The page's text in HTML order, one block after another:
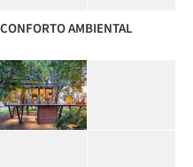
CONFORTO AMBIENTAL